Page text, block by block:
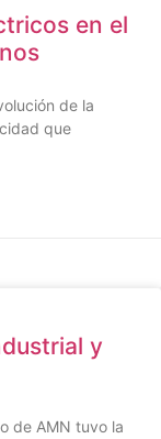
en el
de la
que
y
de AMN tuvo la